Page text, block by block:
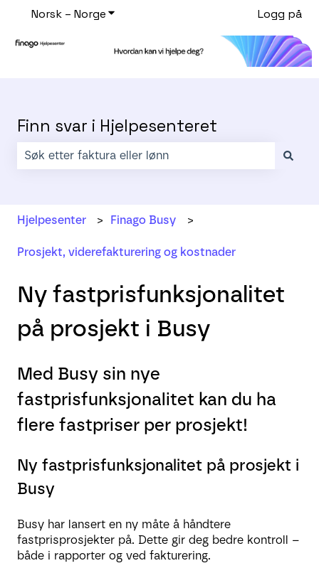
Norsk – NorgeVis undermeny for oversettelserLogg på
Finn svar i Hjelpesenteret
Hjelpesenter Finago Busy
Prosjekt, viderefakturering og kostnader
Ny fastprisfunksjonalitet
på prosjekt i Busy
Med Busy sin nye
fastprisfunksjonalitet kan du ha
flere fastpriser per prosjekt!
Ny fastprisfunksjonalitet på prosjekt i
Busy
Busy har lansert en ny måte å håndtere
fastprisprosjekter på. Dette gir deg bedre kontroll –
både i rapporter og ved fakturering.